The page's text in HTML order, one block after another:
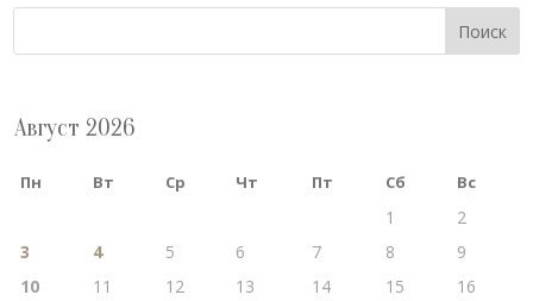
Поиск
Август 2026
Пн Вт Ср Чт Пт Сб Вс
1
2
3
4 5 6 7 8
9
10
11 12 13 14 15 16